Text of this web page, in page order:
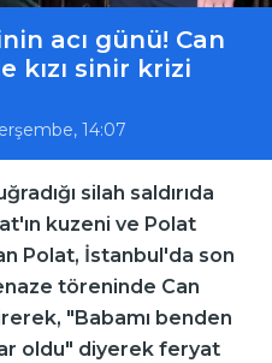
acı günü! Can
kızı sinir krizi
14:07
silah saldırıda
kuzeni ve Polat
Polat, İstanbul'da son
töreninde Can
"Babamı benden
oldu" diyerek feryat